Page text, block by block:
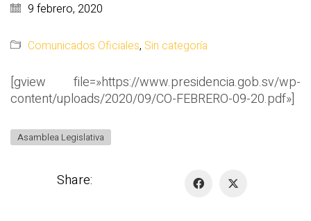
9 febrero, 2020
Comunicados Oficiales, Sin categoría
[gview file=»https://www.presidencia.gob.sv/wp-
content/uploads/2020/09/CO-FEBRERO-09-20.pdf»]
Asamblea Legislativa
Share: